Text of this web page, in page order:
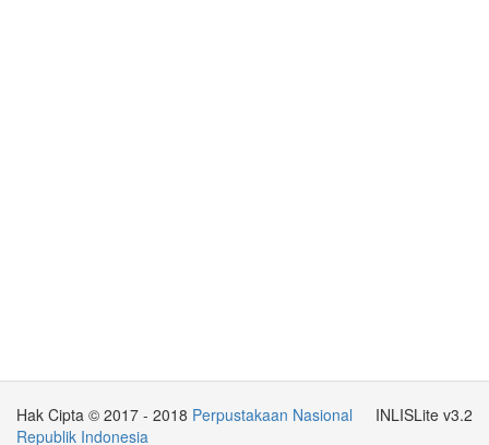
INLISLite v3.2
Hak Cipta © 2017 - 2018 Perpustakaan Nasional
Republik Indonesia